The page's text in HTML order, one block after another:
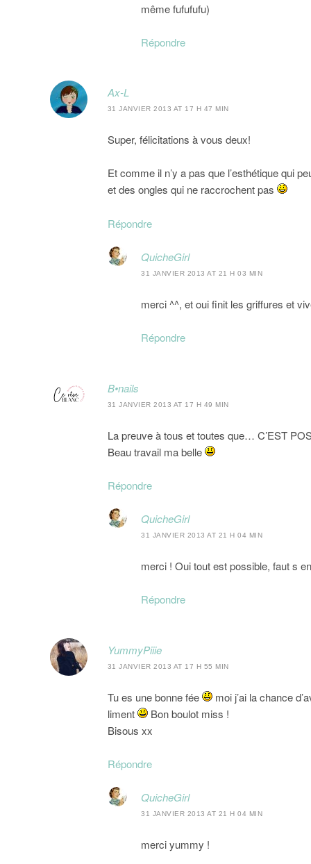
même fufufufu)
Répondre
Ax-L
31 JANVIER 2013 AT 17 H 47 MIN
Super, félicitations à vous deux!
Et comme il n’y a pas que l’esthétique qui
et des ongles qui ne raccrochent pas
Répondre
QuicheGirl
31 JANVIER 2013 AT 21 H 03 MIN
merci ^^, et oui finit les griffures et
Répondre
B•nails
31 JANVIER 2013 AT 17 H 49 MIN
La preuve à tous et toutes que… C’EST
Beau travail ma belle
Répondre
QuicheGirl
31 JANVIER 2013 AT 21 H 04 MIN
merci ! Oui tout est possible, faut s
Répondre
YummyPiiie
31 JANVIER 2013 AT 17 H 55 MIN
Tu es une bonne fée
moi j’ai la chance
liment
Bon boulot miss !
Bisous xx
Répondre
QuicheGirl
31 JANVIER 2013 AT 21 H 04 MIN
merci yummy !